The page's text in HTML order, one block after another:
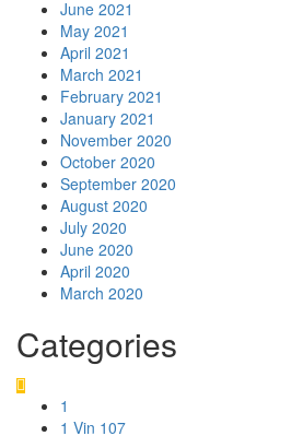
June 2021
May 2021
April 2021
March 2021
February 2021
January 2021
November 2020
October 2020
September 2020
August 2020
July 2020
June 2020
April 2020
March 2020
Categories
1
1 Vin 107